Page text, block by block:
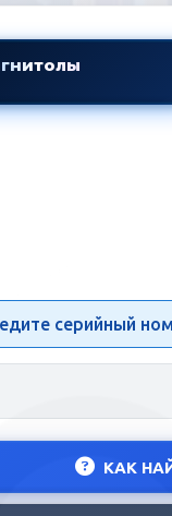
серийный
КАК